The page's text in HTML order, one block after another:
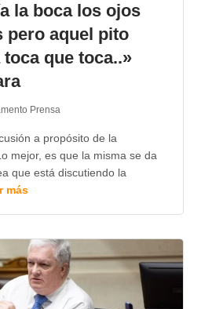
la boca los ojos
pero aquel pito
que toca..»
Prensa
a propósito de la
mejor, es que la misma se da
que está discutiendo la
más